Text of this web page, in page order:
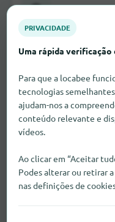
Lojas de
Lojas de
PRIVACIDADE
Uma rápida verificação
Para que a locabee
tecnologias
ajudam-nos a
conteúdo relevante e
vídeos.
Ao clicar em “Aceitar
Podes alterar ou retirar
nas definições de